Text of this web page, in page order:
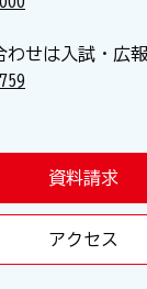
わせは入試・広
資料請求
アクセス